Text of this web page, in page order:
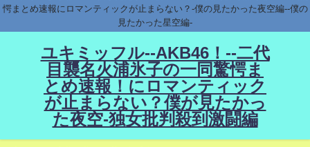
愕まとめ速報にロマンティックが止まらない？-僕の見たかった夜空編--僕の
見たかった星空編-
ユキミッフル--AKB46！--二代
目襲名火浦氷子の一同驚愕ま
とめ速報！にロマンティック
が止まらない？僕が見たかっ
た夜空-独女批判殺到激闘編